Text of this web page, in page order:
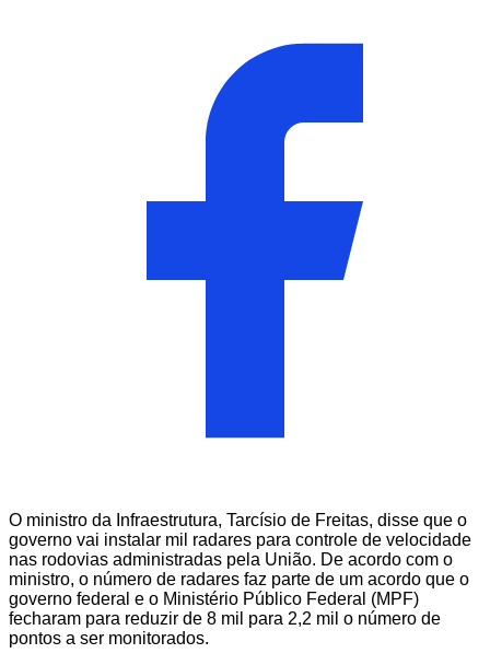
O ministro da Infraestrutura, Tarcísio de Freitas, disse que o
governo vai instalar mil radares para controle de velocidade
nas rodovias administradas pela União. De acordo com o
ministro, o número de radares faz parte de um acordo que o
governo federal e o Ministério Público Federal (MPF)
fecharam para reduzir de 8 mil para 2,2 mil o número de
pontos a ser monitorados.